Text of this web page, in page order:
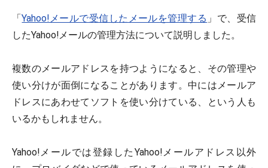
「Yahoo!メールで受信したメールを管理する 」で、受信
したYahoo!メールの管理方法について説明しました。
複数のメールアドレスを持つようになると、その管理や
使い分けが面倒になることがあります。中にはメールア
ドレスにあわせてソフトを使い分けている、という人も
いるかもしれません。
Yahoo!メールでは登録したYahoo!メールアドレス以外